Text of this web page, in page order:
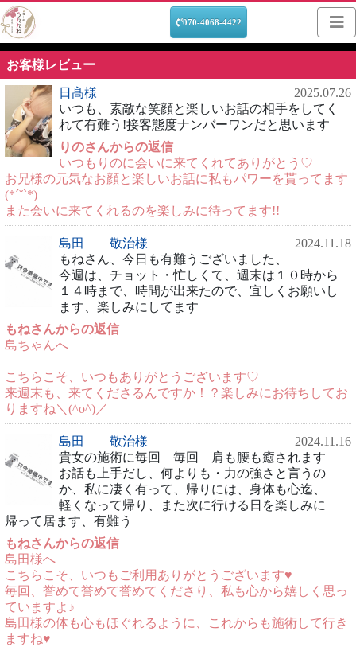
070-4068-4422
お客様レビュー
日髙様
2025.07.26
いつも、素敵な笑顔と楽しいお話の相手をしてく
れて有難う!接客態度ナンバーワンだと思います
りのさんからの返信
いつもりのに会いに来てくれてありがとう♡
お兄様の元気なお顔と楽しいお話に私もパワーを貰ってます
(*ˊ˘ˋ*)
また会いに来てくれるのを楽しみに待ってます!!
島田 敬治様
2024.11.18
もねさん、今日も有難うございました、
今週は、チョット・忙しくて、週末は１０時から
１４時まで、時間が出来たので、宜しくお願いし
ます、楽しみにしてます
もねさんからの返信
島ちゃんへ
こちらこそ、いつもありがとうございます♡
来週末も、来てくださるんですか！？楽しみにお待ちしてお
りますね＼(^o^)／
島田 敬治様
2024.11.16
貴女の施術に毎回 毎回 肩も腰も癒されます
お話も上手だし、何よりも・力の強さと言うの
か、私に凄く有って、帰りには、身体も心迄、
軽くなって帰り、また次に行ける日を楽しみに
帰って居ます、有難う
もねさんからの返信
島田様へ
こちらこそ、いつもご利用ありがとうございます♥
毎回、誉めて誉めて誉めてくださり、私も心から嬉しく思っ
ていますよ♪
島田様の体も心もほぐれるように、これからも施術して行き
ますね♥